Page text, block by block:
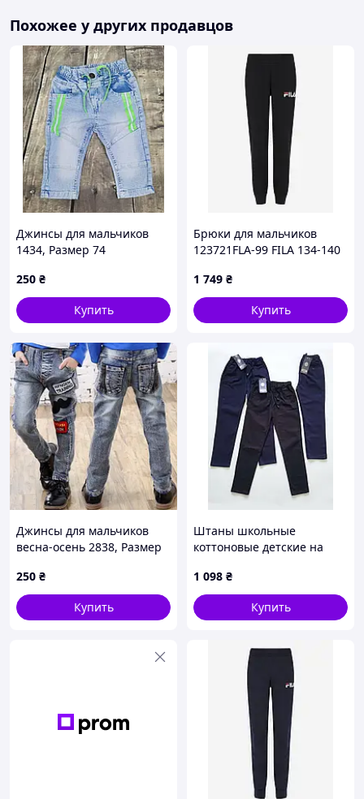
Похожее у других продавцов
Джинсы для мальчиков
1434, Размер 74
250 ₴
Купить
Брюки для мальчиков
123721FLA-99 FILA 134-140
1 749 ₴
Купить
Джинсы для мальчиков
весна-осень 2838, Размер
250 ₴
Купить
Штаны школьные
коттоновые детские на
лет 6-7
1 098 ₴
Купить